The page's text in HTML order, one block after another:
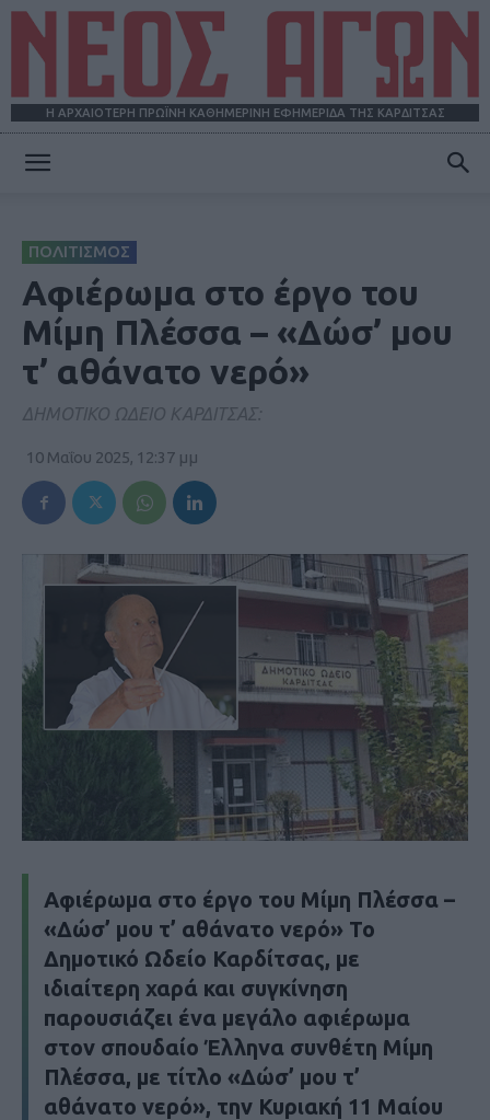
Η ΑΡΧΑΙΟΤΕΡΗ ΠΡΩΪΝΗ ΚΑΘΗΜΕΡΙΝΗ ΕΦΗΜΕΡΙΔΑ ΤΗΣ ΚΑΡΔΙΤΣΑΣ
ΠΟΛΙΤΙΣΜΟΣ
Αφιέρωμα στο έργο του
Μίμη Πλέσσα – «Δώσ’ μου
τ’ αθάνατο νερό»
ΔΗΜΟΤΙΚΟ ΩΔΕΙΟ ΚΑΡΔΙΤΣΑΣ:
10 Μαΐου 2025, 12:37 μμ
Αφιέρωμα στο έργο του Μίμη Πλέσσα –
«Δώσ’ μου τ’ αθάνατο νερό» Το
Δημοτικό Ωδείο Καρδίτσας, με
ιδιαίτερη χαρά και συγκίνηση
παρουσιάζει ένα μεγάλο αφιέρωμα
στον σπουδαίο Έλληνα συνθέτη Μίμη
Πλέσσα, με τίτλο «Δώσ’ μου τ’
αθάνατο νερό», την Κυριακή 11 Μαίου